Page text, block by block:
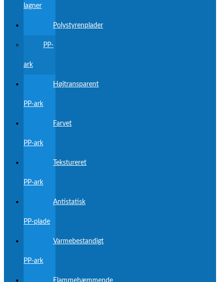
lagner
Polystyrenplader
PP-
ark
Højtransparent
PP-ark
Farvet
PP-ark
Tekstureret
PP-ark
Antistatisk
PP-plade
Varmebestandigt
PP-ark
Flammehæmmende